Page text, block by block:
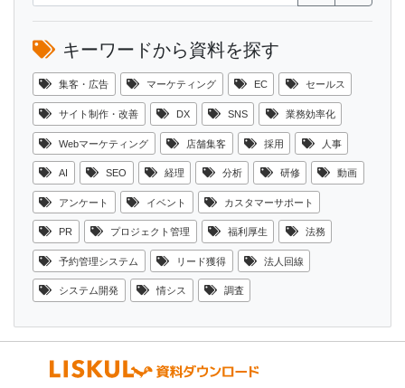
キーワードから資料を探す
集客・広告 マーケティング EC セールス
サイト制作・改善 DX SNS 業務効率化
Webマーケティング 店舗集客 採用 人事
AI SEO 経理 分析 研修 動画
アンケート イベント カスタマーサポート
PR プロジェクト管理 福利厚生 法務
予約管理システム リード獲得 法人回線
システム開発 情シス 調査